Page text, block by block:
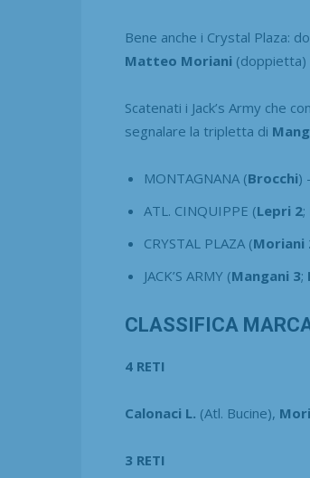
Bene anche i Crystal Plaza:
Matteo Moriani (doppietta)
Scatenati i Jack’s Army che
segnalare la tripletta di
MONTAGNANA (Brocchi)
ATL. CINQUIPPE (Lepri 2;
CRYSTAL PLAZA (Moriani
JACK’S ARMY (Mangani 3;
CLASSIFICA
4 RETI
Calonaci L. (Atl. Bucine),
3 RETI